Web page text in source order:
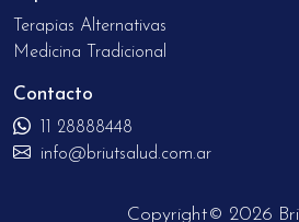
Terapias Alternativas
Medicina Tradicional
Contacto
11 28888448
info@briutsalud.com.ar
Copyright© 2026